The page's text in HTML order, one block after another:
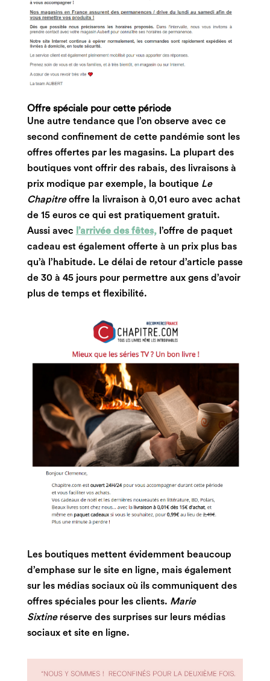
Offre spéciale pour cette période
Une autre tendance que l’on observe avec ce
second confinement de cette pandémie sont les
offres offertes par les magasins. La plupart des
boutiques vont offrir des rabais, des livraisons à
prix modique par exemple, la boutique Le
Chapitreoffre la livraison à 0,01 euro avec achat
de 15 euros ce qui est pratiquement gratuit.
Aussi avec l’arrivée des fêtes,l’offre de paquet
cadeau est également offerte à un prix plus bas
qu’à l’habitude. Le délai de retour d’article passe
de 30 à 45 jours pour permettre aux gens d’avoir
plus de temps et flexibilité.
Les boutiques mettent évidemment beaucoup
d’emphase sur le site en ligne, mais également
sur les médias sociaux où ils communiquent des
offres spéciales pour les clients. Marie
Sixtineréserve des surprises sur leurs médias
sociaux et site en ligne.